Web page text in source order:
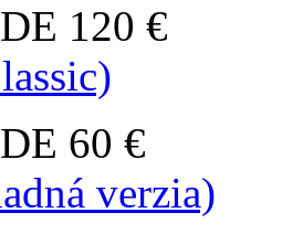
120 €
60 €
verzia)